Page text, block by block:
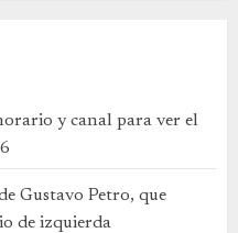
y canal para ver el
Gustavo Petro, que
de izquierda